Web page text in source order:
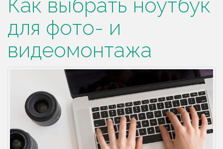
Как выбрать ноутбук
для фото- и
видеомонтажа